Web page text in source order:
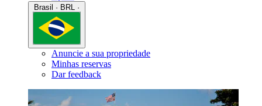
Anuncie a sua propriedade
Minhas reservas
Dar feedback